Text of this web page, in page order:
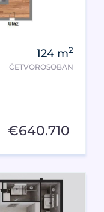
124 m2
ČETVOROSOBAN
€640.710